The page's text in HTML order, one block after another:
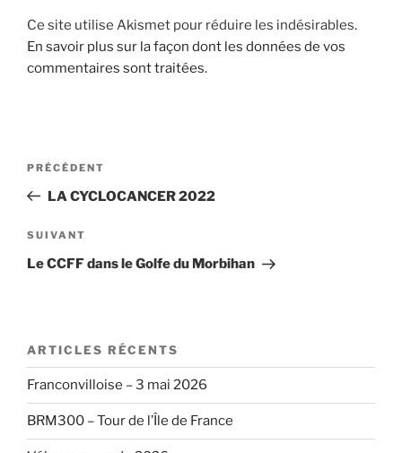
Ce site utilise Akismet pour réduire les indésirables.
En savoir plus sur la façon dont les données de vos
commentaires sont traitées.
Navigation
l’article
Article
précédent
PRÉCÉDENT
LA CYCLOCANCER 2022
Article
suivant
SUIVANT
Le CCFF dans le Golfe du Morbihan
ARTICLES RÉCENTS
Franconvilloise – 3 mai 2026
BRM300 – Tour de l’Île de France